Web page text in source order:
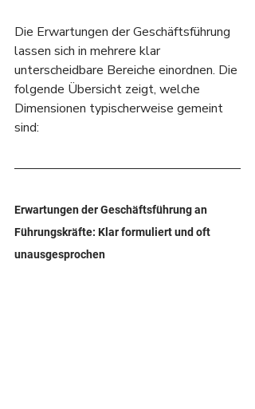
Die Erwartungen der Geschäftsführung
lassen sich in mehrere klar
unterscheidbare Bereiche einordnen. Die
folgende Übersicht zeigt, welche
Dimensionen typischerweise gemeint
sind:
Erwartungen der Geschäftsführung an
Führungskräfte: Klar formuliert und oft
unausgesprochen